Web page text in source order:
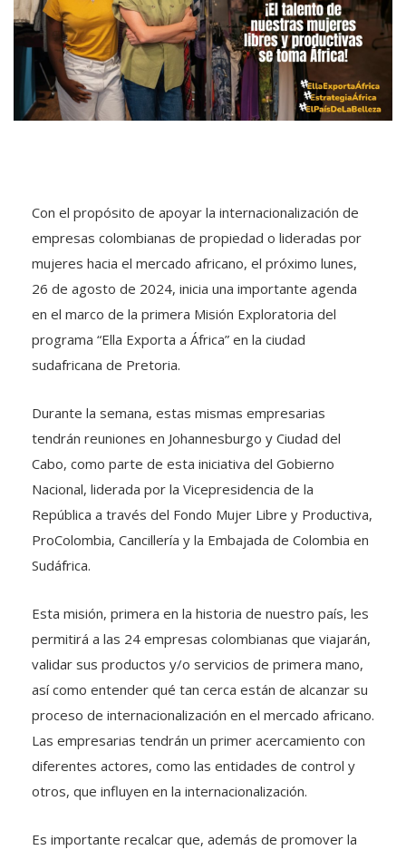
Con el propósito de apoyar la internacionalización de
empresas colombianas de propiedad o lideradas por
mujeres hacia el mercado africano, el próximo lunes,
26 de agosto de 2024, inicia una importante agenda
en el marco de la primera Misión Exploratoria del
programa “Ella Exporta a África” en la ciudad
sudafricana de Pretoria.
Durante la semana, estas mismas empresarias
tendrán reuniones en Johannesburgo y Ciudad del
Cabo, como parte de esta iniciativa del Gobierno
Nacional, liderada por la Vicepresidencia de la
República a través del Fondo Mujer Libre y Productiva,
ProColombia, Cancillería y la Embajada de Colombia en
Sudáfrica.
Esta misión, primera en la historia de nuestro país, les
permitirá a las 24 empresas colombianas que viajarán,
validar sus productos y/o servicios de primera mano,
así como entender qué tan cerca están de alcanzar su
proceso de internacionalización en el mercado africano.
Las empresarias tendrán un primer acercamiento con
diferentes actores, como las entidades de control y
otros, que influyen en la internacionalización.
Es importante recalcar que, además de promover la